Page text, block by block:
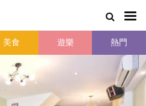
美食 遊樂 熱門